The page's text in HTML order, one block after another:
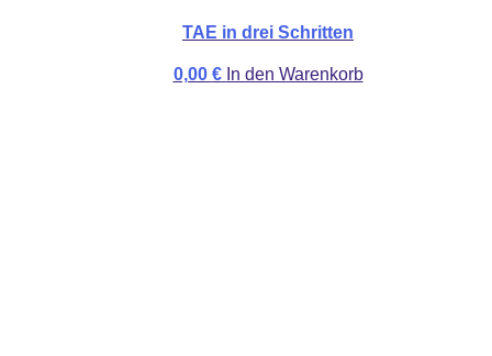
TAE in drei Schritten
0,00 € In den Warenkorb